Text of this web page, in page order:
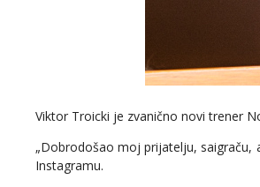
Viktor Troicki je zvanično novi trener
„Dobrodošao moj prijatelju, saigraču,
Instagramu.